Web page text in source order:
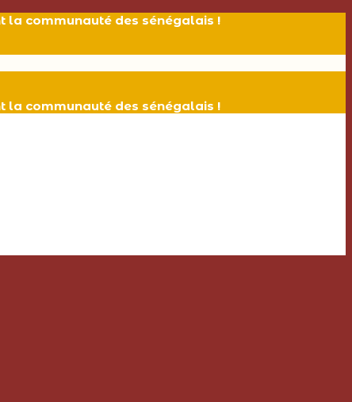
la communauté des sénégalais !
la communauté des sénégalais !